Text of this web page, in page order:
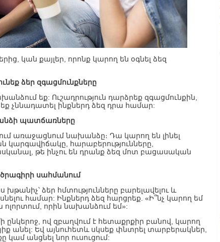
կան քայլեր, որոնք կարող են օգնել ձեզ
ձեր զգացմունքները
եք: Ուշադրություն դարձրեք զգացմունքին,
չննադատել ինքներդ ձեզ դրա համար:
պատճառները
առաջացնում նախանձը։ Դա կարող են լինել
կարգավիճակը, հարաբերությունները,
թե ինչու են դրանք ձեզ մոտ բացասական
սահմանում
ձեր հմտությունները բարելավելու և
համար: Ինքներդ ձեզ հարցրեք. «Ի՞նչ կարող եմ
որին նախանձում եմ»:
ընկերոջ, ով զբաղվում է հետաքրքիր բանով, կարող
անել: Եվ այնուհետև սկսեք փնտրել տարբերակներ,
անցնել նոր ուսուցում: